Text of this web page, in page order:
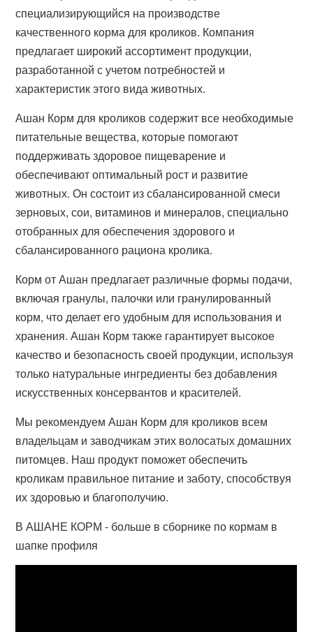
специализирующийся на производстве
качественного корма для кроликов. Компания
предлагает широкий ассортимент продукции,
разработанной с учетом потребностей и
характеристик этого вида животных.
Ашан Корм для кроликов содержит все необходимые
питательные вещества, которые помогают
поддерживать здоровое пищеварение и
обеспечивают оптимальный рост и развитие
животных. Он состоит из сбалансированной смеси
зерновых, сои, витаминов и минералов, специально
отобранных для обеспечения здорового и
сбалансированного рациона кролика.
Корм от Ашан предлагает различные формы подачи,
включая гранулы, палочки или гранулированный
корм, что делает его удобным для использования и
хранения. Ашан Корм также гарантирует высокое
качество и безопасность своей продукции, используя
только натуральные ингредиенты без добавления
искусственных консервантов и красителей.
Мы рекомендуем Ашан Корм для кроликов всем
владельцам и заводчикам этих волосатых домашних
питомцев. Наш продукт поможет обеспечить
кроликам правильное питание и заботу, способствуя
их здоровью и благополучию.
В АШАНЕ КОРМ - больше в сборнике по кормам в
шапке профиля